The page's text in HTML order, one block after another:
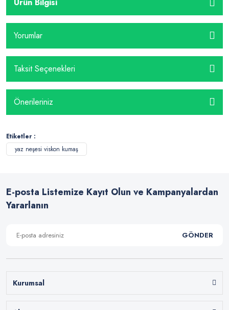
Ürün Bilgisi
Yorumlar
Taksit Seçenekleri
Önerileriniz
Etiketler :
yaz neşesi viskon kumaş
E-posta Listemize Kayıt Olun ve Kampanyalardan
Yararlanın
GÖNDER
Kurumsal